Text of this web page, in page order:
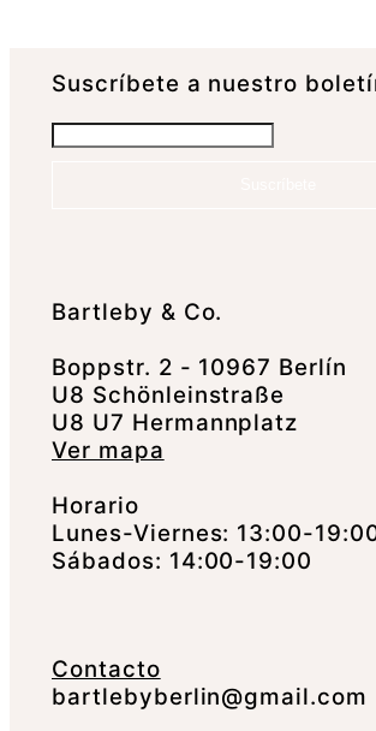
Suscrí­bete a nuestro
Bartleby & Co.
Boppstr. 2 - 10967 Berlín
U8 Schönleinstraße
U8 U7 Hermannplatz
Ver mapa
Horario
Lunes-Viernes: 13:00-
Sábados: 14:00-19:00
Contacto
bartlebyberlin@gmail.com